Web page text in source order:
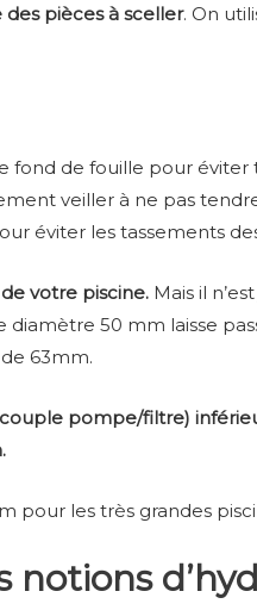
pièces à sceller. On
fond de fouille pour
veiller à ne pas
éviter les tassements
votre piscine. Mais il
50 mm laisse
63mm.
pompe/filtre)
pour les très grandes
notions